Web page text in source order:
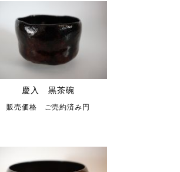
慶入 黒茶碗
販売価格 ご売約済み円